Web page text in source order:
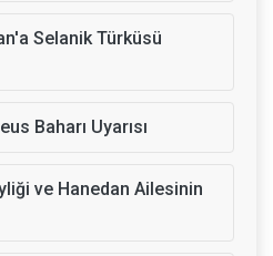
Selanik Türküsü
Baharı Uyarısı
ve Hanedan Ailesinin